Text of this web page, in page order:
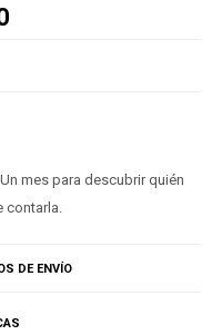
mes para descubrir quién
DE ENVÍO